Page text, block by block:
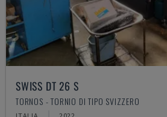
SWISS DT 26 S
TORNOS - TORNIO DI TIPO SVIZZERO